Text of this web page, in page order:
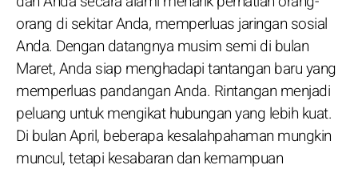
orang di sekitar Anda, memperluas jaringan sosial
Anda. Dengan datangnya musim semi di bulan
Maret, Anda siap menghadapi tantangan baru yang
memperluas pandangan Anda. Rintangan menjadi
peluang untuk mengikat hubungan yang lebih kuat.
Di bulan April, beberapa kesalahpahaman mungkin
muncul, tetapi kesabaran dan kemampuan